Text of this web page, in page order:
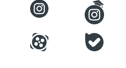
جا می‌انداختید، همان
علامت بزنید. اگر این چرخه
کنید، نتیجه‌تان در
محسوس‌تر خواهد شد.